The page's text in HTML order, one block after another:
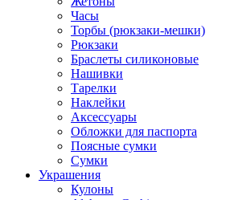
Часы
Торбы (рюкзаки-мешки)
Рюкзаки
Браслеты силиконовые
Нашивки
Тарелки
Наклейки
Аксессуары
Обложки для паспорта
Поясные сумки
Сумки
Украшения
Кулоны